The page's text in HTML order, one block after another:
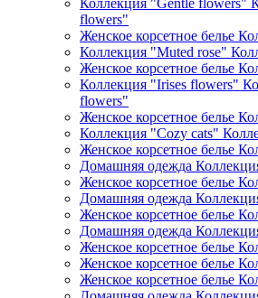
Коллекция "Gentle flowers"
flowers"
Женское корсетное белье
Коллекция "Muted rose"
Женское корсетное белье
Коллекция "Irises flowers"
flowers"
Женское корсетное белье
Коллекция "Cozy cats"
Женское корсетное белье
Домашняя одежда
Женское корсетное белье
Домашняя одежда
Женское корсетное белье
Домашняя одежда
Женское корсетное белье
Женское корсетное белье
Женское корсетное белье